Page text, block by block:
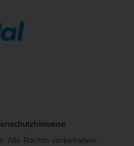
Alle Rechte vorbehalten.